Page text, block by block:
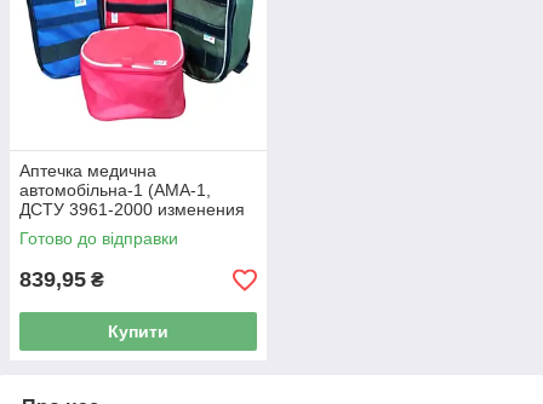
Аптечка медична
автомобільна-1 (АМА-1,
ДСТУ 3961-2000 изменения
№2) КФТ +скотч армований
та перчатки нітріл.
Готово до відправки
839,95 ₴
Купити